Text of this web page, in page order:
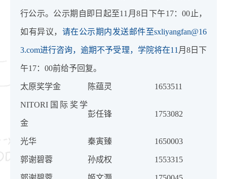
行公示。公示期自即日起至11月8日下午17：00止，
如有异议， 请在公示期内发送邮件至sxliyangfan@16
3.com进行咨询，逾期不予受理，学院将在11 月8日下
午17：00前给予回复。
太原奖学金 陈蕴灵 1653511
NITORI国际奖学
金
彭任锋 1753082
光华 秦寅臻 1650003
郭谢碧蓉 孙成权 1553315